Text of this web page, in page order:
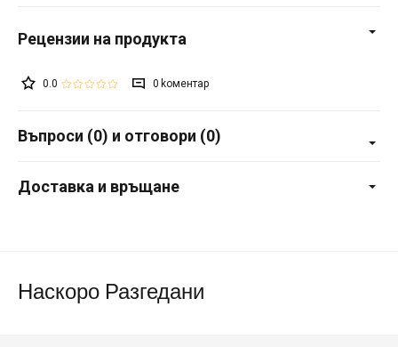
0.0 0
Въпроси (0) и отговори (0)
Доставка и връщане
Наскоро Разгедани